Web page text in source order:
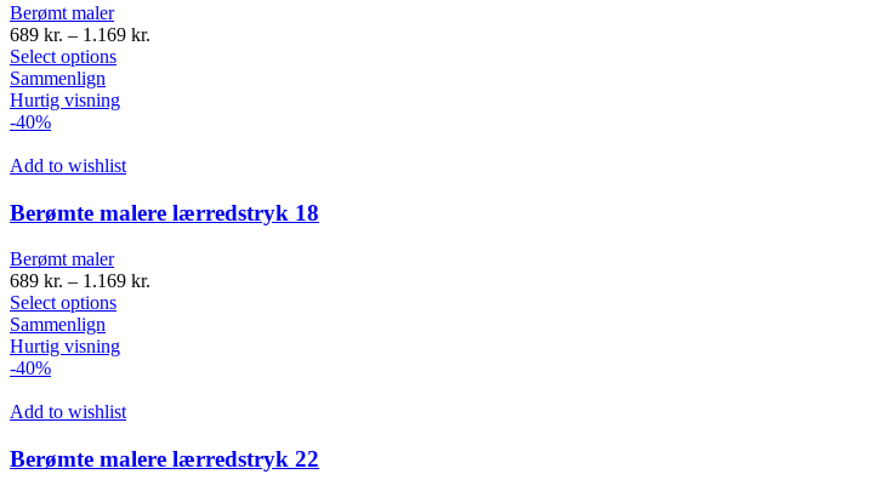
Berømt maler
689 kr. – 1.169 kr.
Select options
Sammenlign
Hurtig visning
-40%
Add to wishlist
Berømte malere lærredstryk 18
Berømt maler
689 kr. – 1.169 kr.
Select options
Sammenlign
Hurtig visning
-40%
Add to wishlist
Berømte malere lærredstryk 22